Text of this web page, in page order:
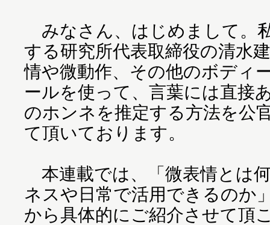
みなさん、はじめまして。
する研究所代表取締役の清水
情や微動作、その他のボディ
ールを使って、言葉には直接
のホンネを推定する方法を公
て頂いております。
本連載では、「微表情とは
ネスや日常で活用できるのか
から具体的にご紹介させて頂